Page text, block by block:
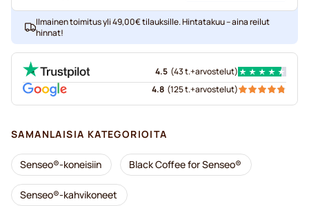
Ilmainen toimitus yli 49,00€ tilauksille. Hintatakuu – aina reilut
hinnat!
4.5 (43 t.+arvostelut)
4.8 (125 t.+arvostelut)
SAMANLAISIA KATEGORIOITA
Senseo®-koneisiin Black Coffee for Senseo®
Senseo®-kahvikoneet